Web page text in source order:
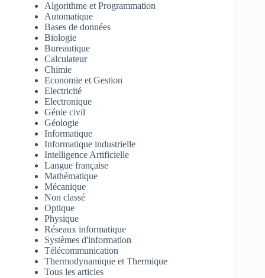
Algorithme et Programmation
Automatique
Bases de données
Biologie
Bureautique
Calculateur
Chimie
Economie et Gestion
Electricité
Electronique
Génie civil
Géologie
Informatique
Informatique industrielle
Intelligence Artificielle
Langue française
Mathématique
Mécanique
Non classé
Optique
Physique
Réseaux informatique
Systèmes d'information
Télécommunication
Thermodynamique et Thermique
Tous les articles